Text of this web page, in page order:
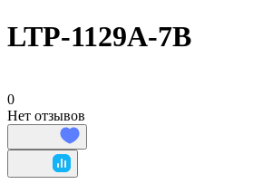
LTP-1129A-7B
0
Нет отзывов